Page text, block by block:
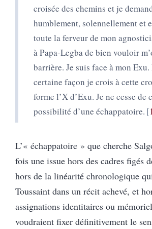
croisée des chemins et je
humblement, solennellement et
toute la ferveur de mon
à Papa-Legba de bien vouloir
barrière. Je suis face à mon Exu.
certaine façon je crois à cette
forme l’X d’Exu. Je ne cesse de
possibilité d’une échappatoire.
L’« échappatoire » que cherche
fois une issue hors des cadres figés
hors de la linéarité chronologique
Toussaint dans un récit achevé, et
assignations identitaires ou
voudraient fixer définitivement le